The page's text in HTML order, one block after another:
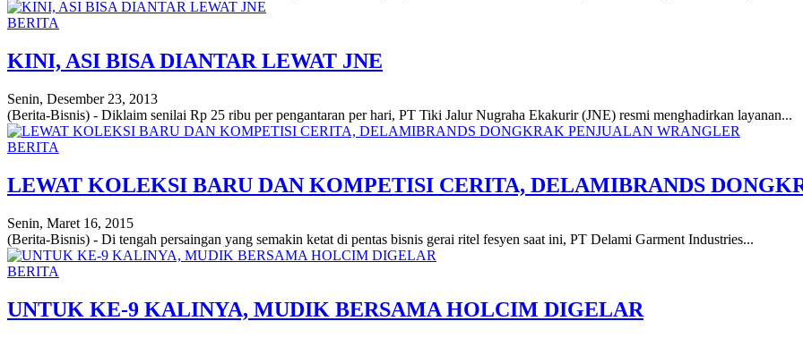
BERITA
KINI, ASI BISA DIANTAR LEWAT JNE
Senin, Desember 23, 2013
(Berita-Bisnis) - Diklaim senilai Rp 25 ribu per pengantaran per hari, PT Tiki Jalur Nugraha Ekakurir (JNE) resmi menghadirkan layanan...
BERITA
LEWAT KOLEKSI BARU DAN KOMPETISI CERITA, DELAMIBRANDS
Senin, Maret 16, 2015
(Berita-Bisnis) - Di tengah persaingan yang semakin ketat di pentas bisnis gerai ritel fesyen saat ini, PT Delami Garment Industries...
BERITA
UNTUK KE-9 KALINYA, MUDIK BERSAMA HOLCIM DIGELAR